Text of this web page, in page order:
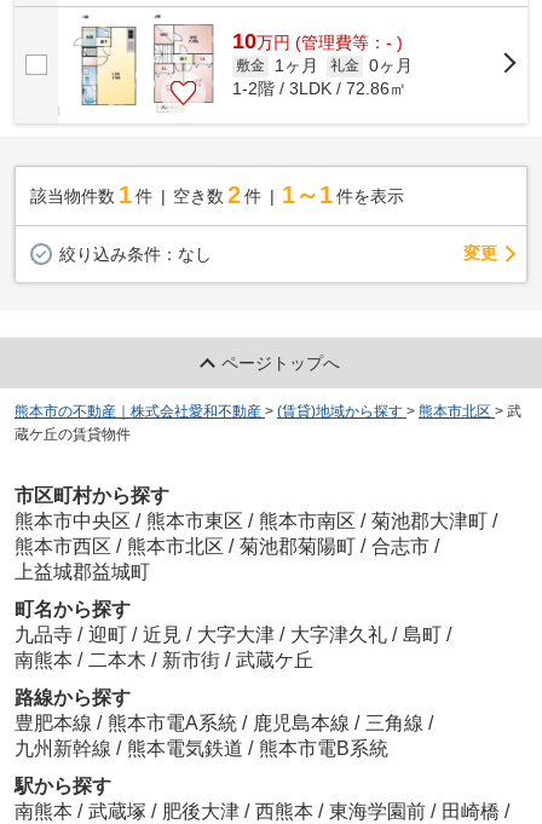
10万円 (管理費等：- )
敷金 1ヶ月 礼金 0ヶ月
1-2階 / 3LDK / 72.86㎡
該当物件数 1件 空き数 2 件 1～1 件を表示
絞り込み条件： なし 変更
ページトップへ
熊本市の不動産｜株式会社愛和不動産 > (賃貸)地域から探す > 熊本市北区 > 武
蔵ケ丘の賃貸物件
市区町村から探す
熊本市中央区 / 熊本市東区 / 熊本市南区 / 菊池郡大津町 /
熊本市西区 / 熊本市北区 / 菊池郡菊陽町 / 合志市 /
上益城郡益城町
町名から探す
九品寺 / 迎町 / 近見 / 大字大津 / 大字津久礼 / 島町 /
南熊本 / 二本木 / 新市街 / 武蔵ケ丘
路線から探す
豊肥本線 / 熊本市電A系統 / 鹿児島本線 / 三角線 /
九州新幹線 / 熊本電気鉄道 / 熊本市電B系統
駅から探す
南熊本 / 武蔵塚 / 肥後大津 / 西熊本 / 東海学園前 / 田崎橋 /